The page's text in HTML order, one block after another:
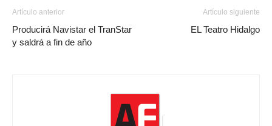
Artículo anterior
Producirá Navistar el TranStar
y saldrá a fin de año
Artículo siguiente
EL Teatro Hidalgo